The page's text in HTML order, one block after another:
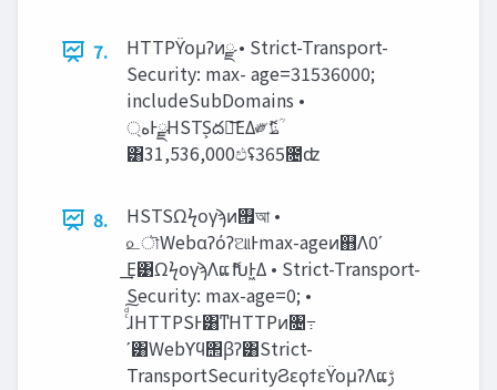
7.
HTTPϔομʔͷྫ • Strict-Transport-
Security: max- age=31536000;
includeSubDomains •
্‫Ͱྫه‬HSTS͕ద༻͞ΕΔ༗ޮ‫ؒظ‬
͸31,536,000ඵʢ365೔ʣ
8.
HSTSΩϟογϡͷ࡟আ •
௨ৗWebαʔόʔଆͰmax-ageͷ஋Λ0ʹ
͢Ε͹ΩϟογϡΛແޮԽͰ͖Δ • Strict-Transport-
Security: max-age=0; •
ͨͩ͠ɺHTTPSͰ͸ͳ͘HTTPͷ৔߹
ʹ͸Webϒϥ΢βʔ͸Strict-
TransportSecurityϨεϙϯεϔομʔΛແࢹ